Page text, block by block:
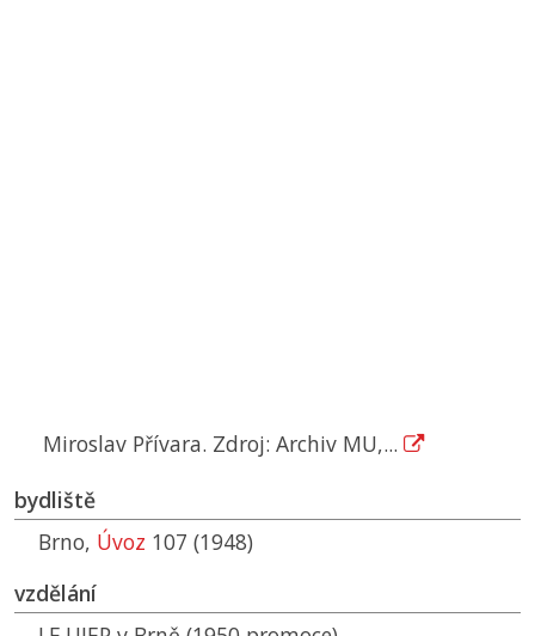
Miroslav Přívara. Zdroj: Archiv MU,...
bydliště
Brno, Úvoz 107 (1948)
vzdělání